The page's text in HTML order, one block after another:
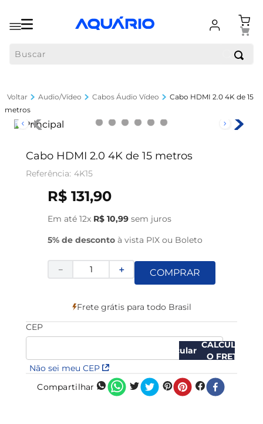
Audio/Vídeo Cabos Áudio Vídeo
Cabo HDMI 2.0 4K de 15
metros
Cabo HDMI 2.0 4K de 15 metros
4K15
R$ 131,90
Em até 12x R$ 10,99 sem juros
5% de desconto à vista PIX ou Boleto
＋
－ COMPRAR
Frete grátis para todo Brasil
CEP
Não sei meu CEP
CALCULAR
O FRETE
Compartilhar